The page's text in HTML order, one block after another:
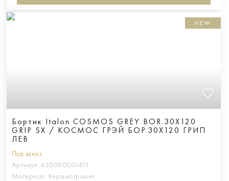
NEW
Бортик Italon COSMOS GREY BOR.30X120
GRIP SX / КОСМОС ГРЭЙ БОР.30X120 ГРИП
ЛЕВ
Под заказ
Артикул: 620090001411
Материал: Керамогранит